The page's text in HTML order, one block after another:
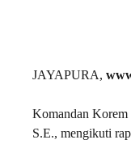
JAYAPURA,
Komandan
S.E., mengikuti